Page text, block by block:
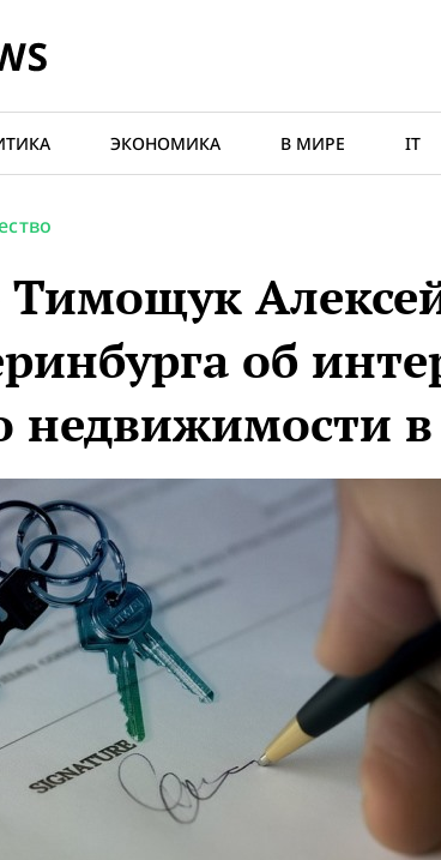
ЭКОНОМИКА В МИРЕ IT
Тимощук
об
недвижимости